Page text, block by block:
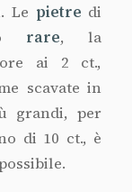
Le pietre di
rare, la
ai 2 ct.,
scavate in
grandi, per
di 10 ct., è